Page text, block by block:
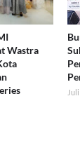
Wastra